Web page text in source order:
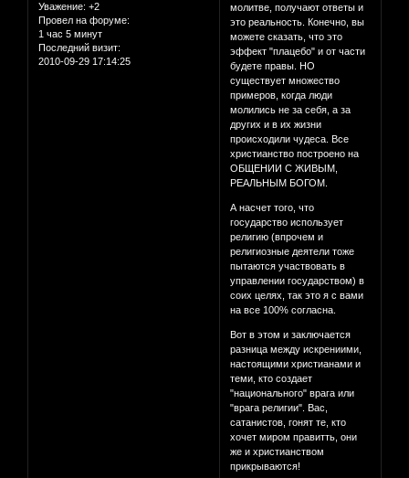
Уважение: +2
Провел на форуме:
1 час 5 минут
Последний визит:
2010-09-29 17:14:25
молитве, получают ответы и
это реальность. Конечно, вы
можете сказать, что это
эффект "плацебо" и от части
будете правы. НО
существует множество
примеров, когда люди
молились не за себя, а за
других и в их жизни
происходили чудеса. Все
христианство построено на
ОБЩЕНИИ С ЖИВЫМ,
РЕАЛЬНЫМ БОГОМ.
А насчет того, что
государство использует
религию (впрочем и
религиозные деятели тоже
пытаются участвовать в
управлении государством) в
соих целях, так это я с вами
на все 100% согласна.
Вот в этом и заключается
разница между искрениими,
настоящими христианами и
теми, кто создает
"национального" врага или
"врага религии". Вас,
сатанистов, гонят те, кто
хочет миром правитть, они
же и христианством
прикрываются!